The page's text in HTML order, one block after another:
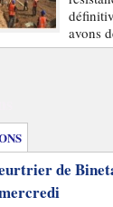
avons
de